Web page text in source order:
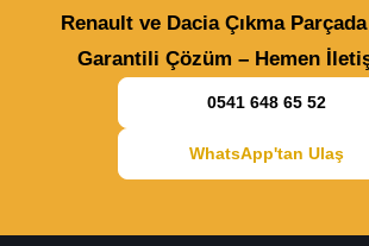
Renault ve Dacia Çıkma Parçada
Garantili Çözüm – Hemen
0541 648 65 52
WhatsApp'tan Ulaş